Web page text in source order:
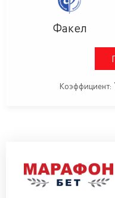
Факел
Коэффициент: